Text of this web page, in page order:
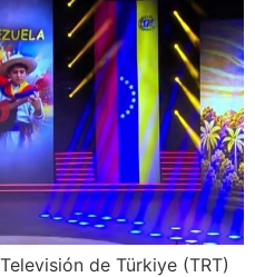
de Türkiye (TRT)